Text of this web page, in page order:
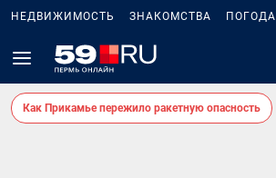
НЕДВИЖИМОСТЬ ЗНАКОМСТВА ПОГОДА
Как Прикамье пережило ракетную опасность